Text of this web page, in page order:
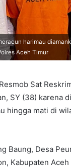
harimau
Aceh Timur
Sat
SY (38) karena
hingga mati di
Baung, Desa
Kabupaten